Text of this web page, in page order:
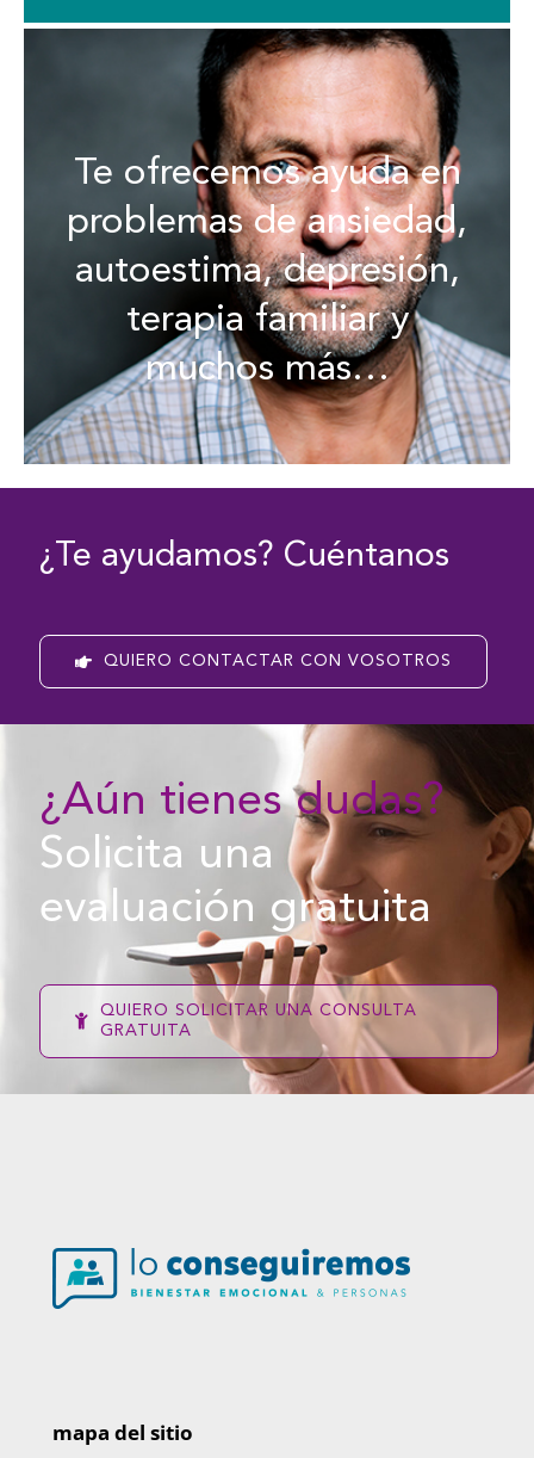
Te ofrecemos ayuda en
problemas de ansiedad,
autoestima, depresión,
terapia familiar y
muchos más…
¿Te ayudamos? Cuéntanos
QUIERO CONTACTAR CON VOSOTROS
¿Aún tienes dudas?
Solicita una
evaluación gratuita
QUIERO SOLICITAR UNA CONSULTA
GRATUITA
mapa del sitio